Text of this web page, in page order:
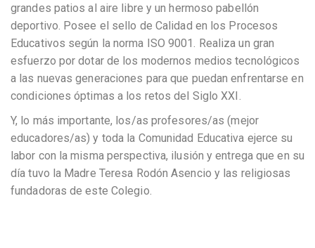
grandes patios al aire libre y un hermoso pabellón
deportivo. Posee el sello de Calidad en los Procesos
Educativos según la norma ISO 9001. Realiza un gran
esfuerzo por dotar de los modernos medios tecnológicos
a las nuevas generaciones para que puedan enfrentarse en
condiciones óptimas a los retos del Siglo XXI.
Y, lo más importante, los/as profesores/as (mejor
educadores/as) y toda la Comunidad Educativa ejerce su
labor con la misma perspectiva, ilusión y entrega que en su
día tuvo la Madre Teresa Rodón Asencio y las religiosas
fundadoras de este Colegio.